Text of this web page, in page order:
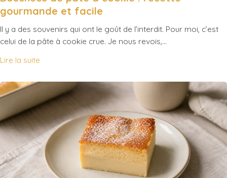
gourmande et facile
Il y a des souvenirs qui ont le goût de l’interdit. Pour moi, c’est
celui de la pâte à cookie crue. Je nous revois,…
Lire la suite